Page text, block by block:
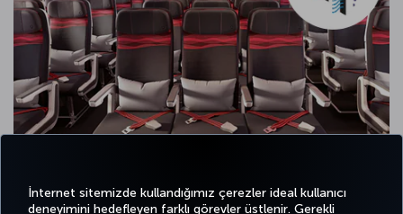
İnternet sitemizde kullandığımız çerezler ideal kullanıcı
deneyimini hedefleyen farklı görevler üstlenir. Gerekli